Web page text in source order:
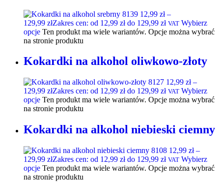
12,99 zł –
129,99 złZakres cen: od 12,99 zł do 129,99 zł VAT Wybierz
opcje Ten produkt ma wiele wariantów. Opcje można wybrać
na stronie produktu
Kokardki na alkohol oliwkowo-złoty
12,99 zł –
129,99 złZakres cen: od 12,99 zł do 129,99 zł VAT Wybierz
opcje Ten produkt ma wiele wariantów. Opcje można wybrać
na stronie produktu
Kokardki na alkohol niebieski ciemny
12,99 zł –
129,99 złZakres cen: od 12,99 zł do 129,99 zł VAT Wybierz
opcje Ten produkt ma wiele wariantów. Opcje można wybrać
na stronie produktu